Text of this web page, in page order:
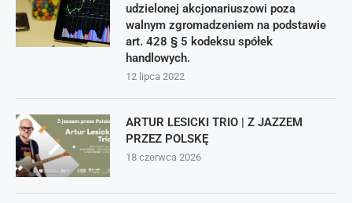
udzielonej akcjonariuszowi poza
walnym zgromadzeniem na podstawie
art. 428 § 5 kodeksu spółek
handlowych.
12 lipca 2022
ARTUR LESICKI TRIO | Z JAZZEM
PRZEZ POLSKĘ
18 czerwca 2026